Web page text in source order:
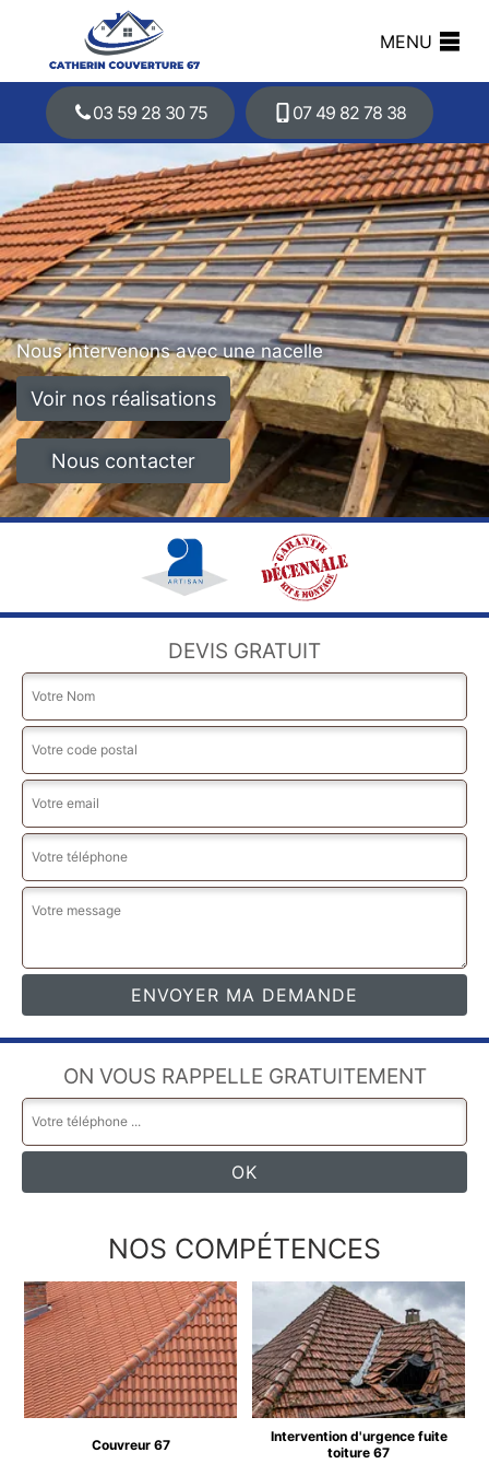
MENU
03 59 28 30 75 07 49 82 78 38
Nous intervenons avec une nacelle
Voir nos réalisations
Nous contacter
DEVIS GRATUIT
ON VOUS RAPPELLE GRATUITEMENT
NOS COMPÉTENCES
Couvreur 67
Intervention d'urgence fuite
toiture 67